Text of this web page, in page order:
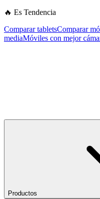
🔥 Es Tendencia
Comparar tabletsComparar
mediaMóviles con mejor
Productos